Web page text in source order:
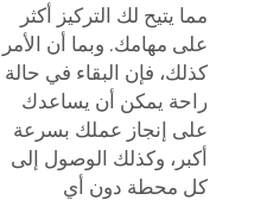
مما يتيح لك التركيز أكثر
على مهامك. وبما أن الأمر
كذلك، فإن البقاء في حالة
راحة يمكن أن يساعدك
على إنجاز عملك بسرعة
أكبر، وكذلك الوصول إلى
كل محطة دون أي